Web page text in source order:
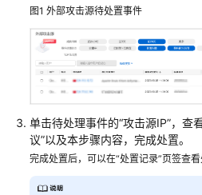
络
安
状
态
图1 外部攻击源待处置事件
单击待处理事件的“攻击源IP”，查
议”以及本步骤内容，完成处置。
完成处置后，可以在“处置记录”页签查看